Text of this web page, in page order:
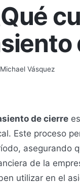
Michael Vásquez
de cierre
Este proceso
asegurando
de la
utilizar en el